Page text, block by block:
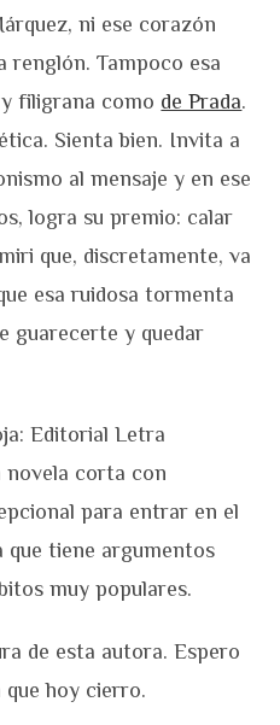
ni ese corazón
renglón. Tampoco esa
filigrana como de Prada.
Sienta bien. Invita a
al mensaje y en ese
logra su premio: calar
que, discretamente, va
esa ruidosa tormenta
guarecerte y quedar
Editorial Letra
novela corta con
para entrar en el
que tiene argumentos
muy populares.
de esta autora. Espero
hoy cierro.